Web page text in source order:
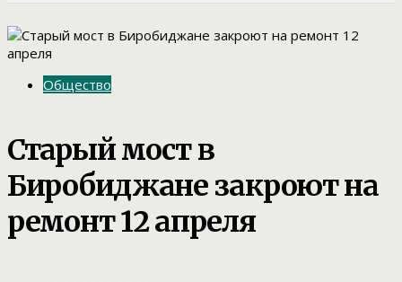
Общество
Старый мост в
Биробиджане закроют на
ремонт 12 апреля